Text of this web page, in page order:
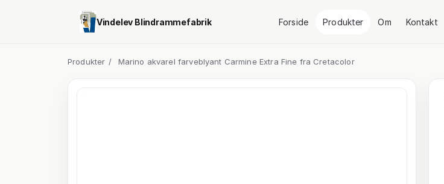
Vindelev Blindrammefabrik Forside Produkter Om Kontakt
Produkter / Marino akvarel farveblyant Carmine Extra Fine fra Cretacolor